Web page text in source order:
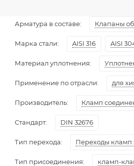
Арматура в составе: Клапаны
Марка стали: AISI 316 AISI
Материал уплотнения:
Применение по отрасли: для
Производитель: Кламп
Стандарт: DIN 32676
Тип перехода: Переходы кламп
Тип присоединения: кламп-